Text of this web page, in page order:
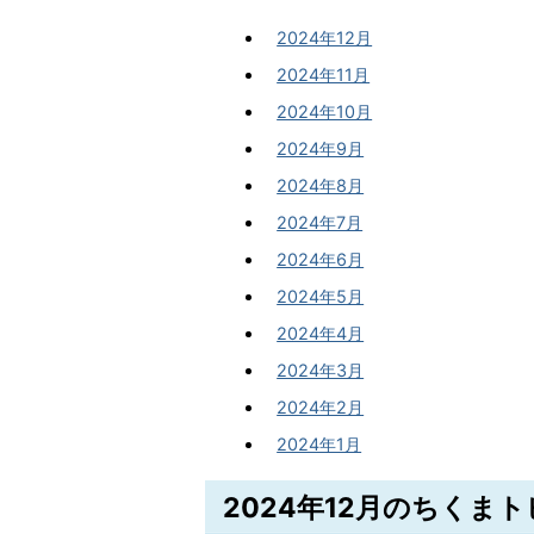
2024年12月
2024年11月
2024年10月
2024年9月
2024年8月
2024年7月
2024年6月
2024年5月
2024年4月
2024年3月
2024年2月
2024年1月
2024年12月のちくまト